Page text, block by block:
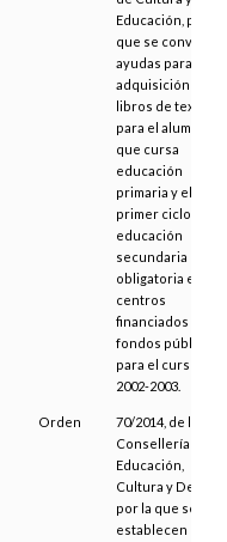
Educación, por la
que se convocan
ayudas para la
adquisición de
libros de texto
para el alumnado
que cursa
educación
primaria y el
primer ciclo de
educación
secundaria
obligatoria en
centros
financiados con
fondos públicos,
para el curso
2002-2003.
Orden
70/2014, de la
Consellería de
Educación,
Cultura y
por la que se
establecen las